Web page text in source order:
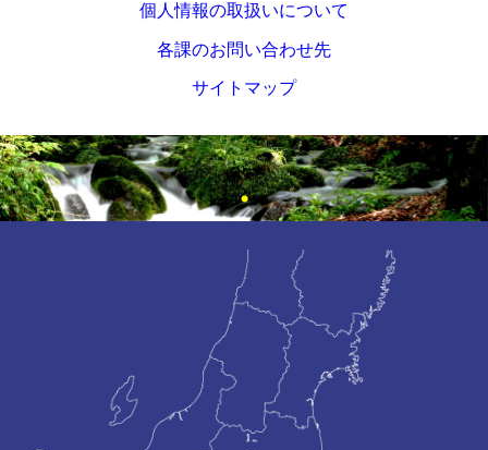
個人情報の取扱いについて
各課のお問い合わせ先
サイトマップ